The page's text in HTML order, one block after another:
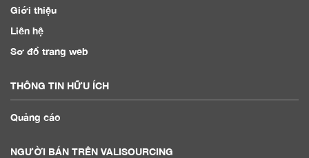
Giới thiệu
Liên hệ
Sơ đồ trang web
THÔNG TIN HỮU ÍCH
Quảng cáo
NGƯỜI BÁN TRÊN VALISOURCING